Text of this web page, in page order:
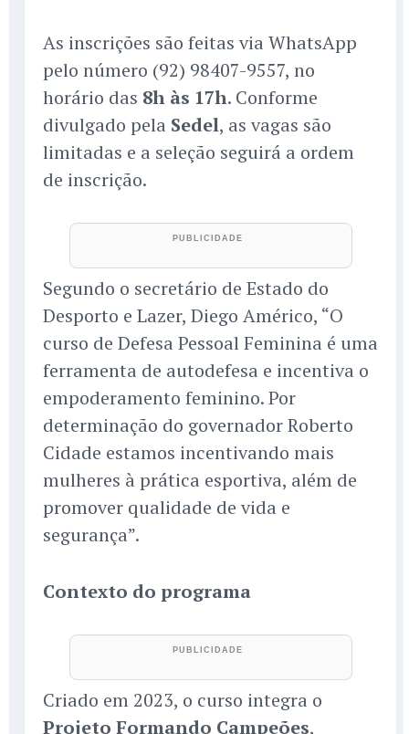
As inscrições são feitas via WhatsApp
pelo número (92) 98407-9557, no
horário das 8h às 17h. Conforme
divulgado pela Sedel, as vagas são
limitadas e a seleção seguirá a ordem
de inscrição.
Segundo o secretário de Estado do
Desporto e Lazer, Diego Américo, “O
curso de Defesa Pessoal Feminina é uma
ferramenta de autodefesa e incentiva o
empoderamento feminino. Por
determinação do governador Roberto
Cidade estamos incentivando mais
mulheres à prática esportiva, além de
promover qualidade de vida e
segurança”.
Contexto do programa
Criado em 2023, o curso integra o
Projeto Formando Campeões,